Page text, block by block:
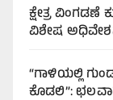
ಕ್ಷೇತ್ರ ವಿಂಗಡಣೆ
ವಿಶೇಷ
“ಗಾಳಿಯಲ್ಲಿ
ಕೊಡಲಿ”: